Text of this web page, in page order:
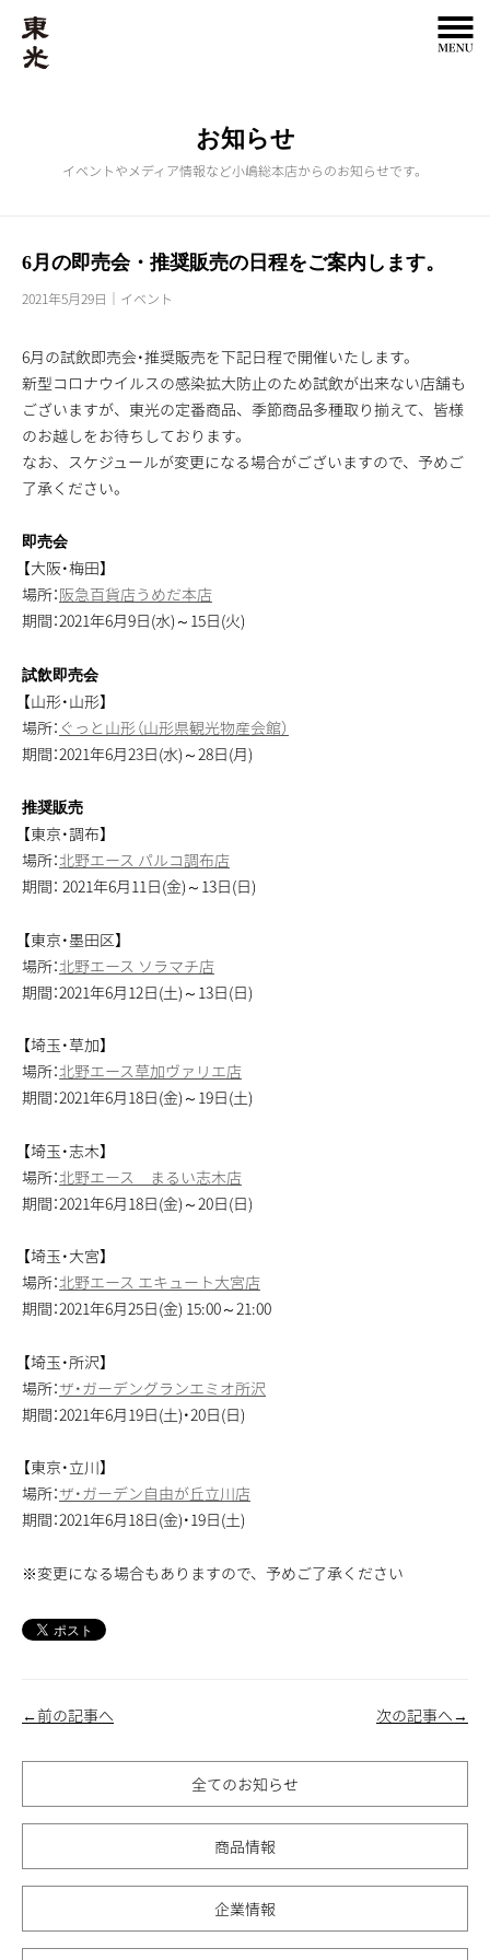
お知らせ
イベントやメディア情報など小嶋総本店からのお知らせです。
6月の即売会・推奨販売の日程をご案内します。
2021年5月29日 イベント
6月の試飲即売会・推奨販売を下記日程で開催いたします。
新型コロナウイルスの感染拡大防止のため試飲が出来ない店舗も
ございますが、東光の定番商品、季節商品多種取り揃えて、皆様
のお越しをお待ちしております。
なお、スケジュールが変更になる場合がございますので、予めご
了承ください。
即売会
【大阪・梅田】
場所：阪急百貨店うめだ本店
期間：2021年6月9日(水)～15日(火)
試飲即売会
【山形・山形】
場所： ぐっと山形（山形県観光物産会館）
期間：2021年6月23日(水)～28日(月)
推奨販売
【東京・調布】
場所：北野エース パルコ調布店
期間： 2021年6月11日(金)～13日(日)
【東京・墨田区】
場所：北野エース ソラマチ店
期間：2021年6月12日(土)～13日(日)
【埼玉・草加】
場所：北野エース草加ヴァリエ店
期間：2021年6月18日(金)～19日(土)
【埼玉・志木】
場所：北野エース まるい志木店
期間：2021年6月18日(金)～20日(日)
【埼玉・大宮】
場所：北野エース エキュート大宮店
期間：2021年6月25日(金) 15:00～21:00
【埼玉・所沢】
場所：ザ・ガーデングランエミオ所沢
期間：2021年6月19日(土)・20日(日)
【東京・立川】
場所：ザ・ガーデン自由が丘立川店
期間：2021年6月18日(金)・19日(土)
※変更になる場合もありますので、予めご了承ください
←前の記事へ 次の記事へ→
全てのお知らせ
商品情報
企業情報